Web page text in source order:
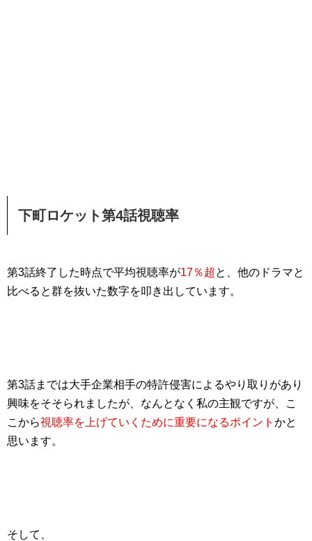
下町ロケット第4話視聴率
第3話終了した時点で平均視聴率が17％超 と、他のドラマと
比べると群を抜いた数字を叩き出しています。
第3話までは大手企業相手の特許侵害によるやり取りがあり
興味をそそられましたが、なんとなく私の主観ですが、こ
こから視聴率を上げていくために重要になるポイント かと
思います。
そして、